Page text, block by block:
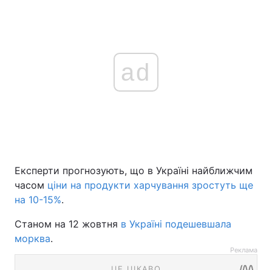
ad
Експерти прогнозують, що в Україні найближчим
часом ціни на продукти харчування зростуть ще
на 10-15%.
Станом на 12 жовтня в Україні подешевшала
морква.
Реклама